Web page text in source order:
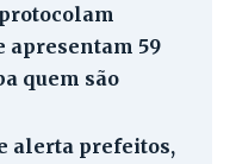
apresentam 59
quem são
alerta prefeitos,